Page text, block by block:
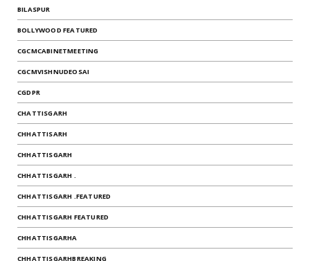
BILASPUR
BOLLYWOOD FEATURED
CGCMCABINETMEETING
CGCMVISHNUDEOSAI
CGDPR
CHATTISGARH
CHHATTISARH
CHHATTISGARH
CHHATTISGARH .
CHHATTISGARH .FEATURED
CHHATTISGARH FEATURED
CHHATTISGARHA
CHHATTISGARHBREAKING